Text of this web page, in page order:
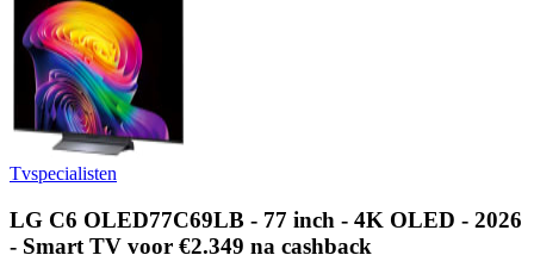
Tvspecialisten
LG C6 OLED77C69LB - 77 inch - 4K OLED - 2026
- Smart TV voor €2.349 na cashback